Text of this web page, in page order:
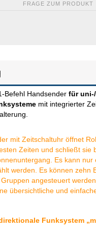
FRAGE ZUM PRODUKT
Befehl Handsender für
mit integrierter
mit Zeitschaltuhr öffnet
Zeiten und schließt sie
Es kann nur
werden. Es können zehn
angesteuert
übersichtliche und
Funksystem